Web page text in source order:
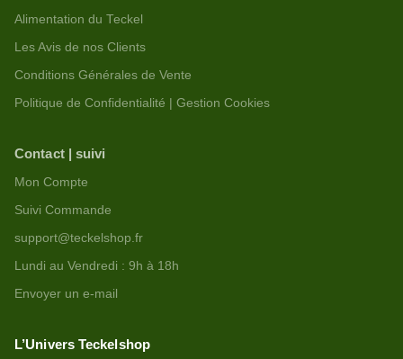
Alimentation du Teckel
Les Avis de nos Clients
Conditions Générales de Vente
Politique de Confidentialité | Gestion Cookies
Contact | suivi
Mon Compte
Suivi Commande
support@teckelshop.fr
Lundi au Vendredi : 9h à 18h
Envoyer un e-mail
L’Univers Teckelshop